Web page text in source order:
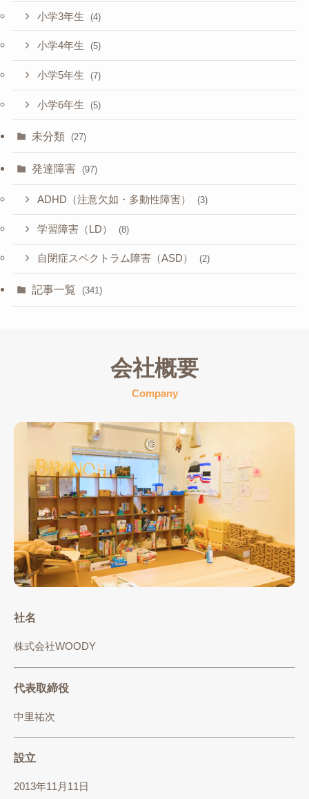
小学3年生 (4)
小学4年生 (5)
小学5年生 (7)
小学6年生 (5)
未分類 (27)
発達障害 (97)
ADHD（注意欠如・多動性障害） (3)
学習障害（LD） (8)
自閉症スペクトラム障害（ASD） (2)
記事一覧 (341)
会社概要
Company
社名
株式会社WOODY
代表取締役
中里祐次
設立
2013年11月11日